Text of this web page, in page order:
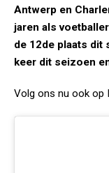
Antwerp en
jaren als
de 12de plaats dit
keer dit seizoen
Volg ons nu ook op